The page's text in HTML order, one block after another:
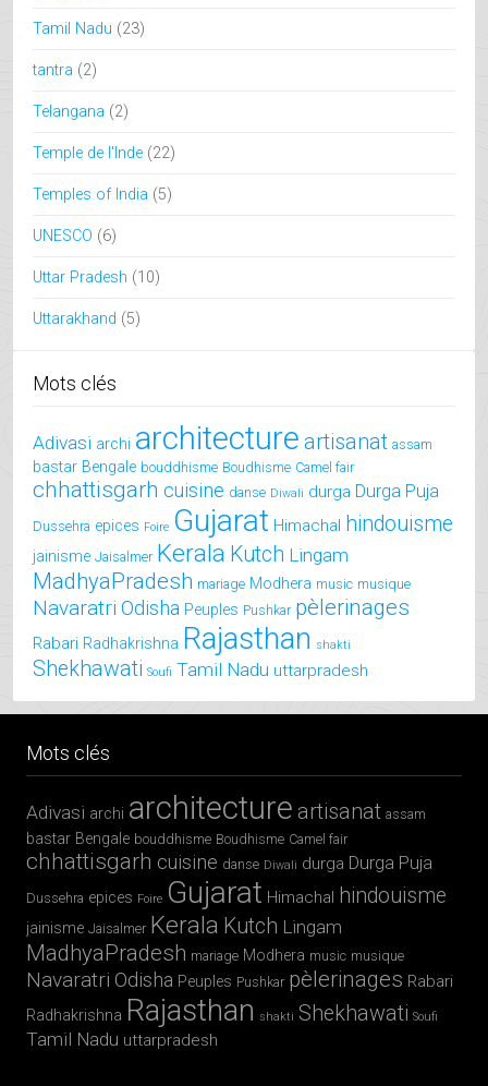
Tamil Nadu (23)
tantra (2)
Telangana (2)
Temple de l'Inde (22)
Temples of India (5)
UNESCO (6)
Uttar Pradesh (10)
Uttarakhand (5)
Mots clés
Adivasi archi architecture artisanat assam
bastar Bengale bouddhisme Boudhisme Camel fair
chhattisgarh cuisine danse Diwali durga Durga Puja
Dussehra epices Foire Gujarat Himachal hindouisme
jainisme Jaisalmer Kerala Kutch Lingam
MadhyaPradesh mariage Modhera music musique
Navaratri Odisha Peuples Pushkar pèlerinages
Rabari Radhakrishna Rajasthan shakti
Shekhawati Soufi Tamil Nadu uttarpradesh
Mots clés
Adivasi archi architecture artisanat assam
bastar Bengale bouddhisme Boudhisme Camel fair
chhattisgarh cuisine danse Diwali durga Durga Puja
Dussehra epices Foire Gujarat Himachal hindouisme
jainisme Jaisalmer Kerala Kutch Lingam
MadhyaPradesh mariage Modhera music musique
Navaratri Odisha Peuples Pushkar pèlerinages Rabari
Radhakrishna Rajasthan shakti Shekhawati Soufi
Tamil Nadu uttarpradesh